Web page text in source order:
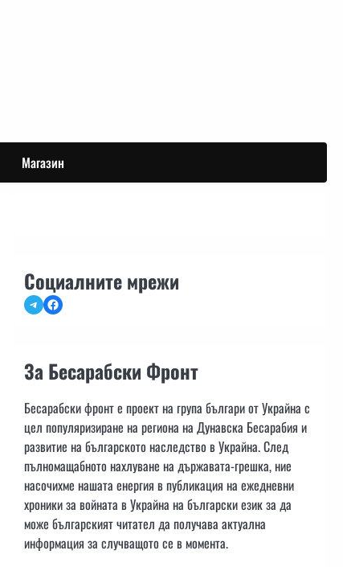
Магазин
Социалните мрежи
TelegramFacebook
За Бесарабски Фронт
Бесарабски фронт е проект на група българи от Украйна с
цел популяризиране на региона на Дунавска Бесарабия и
развитие на българското наследство в Украйна. След
пълномащабното нахлуване на държавата-грешка, ние
насочихме нашата енергия в публикация на ежедневни
хроники за войната в Украйна на български език за да
може българският читател да получава актуална
информация за случващото се в момента.